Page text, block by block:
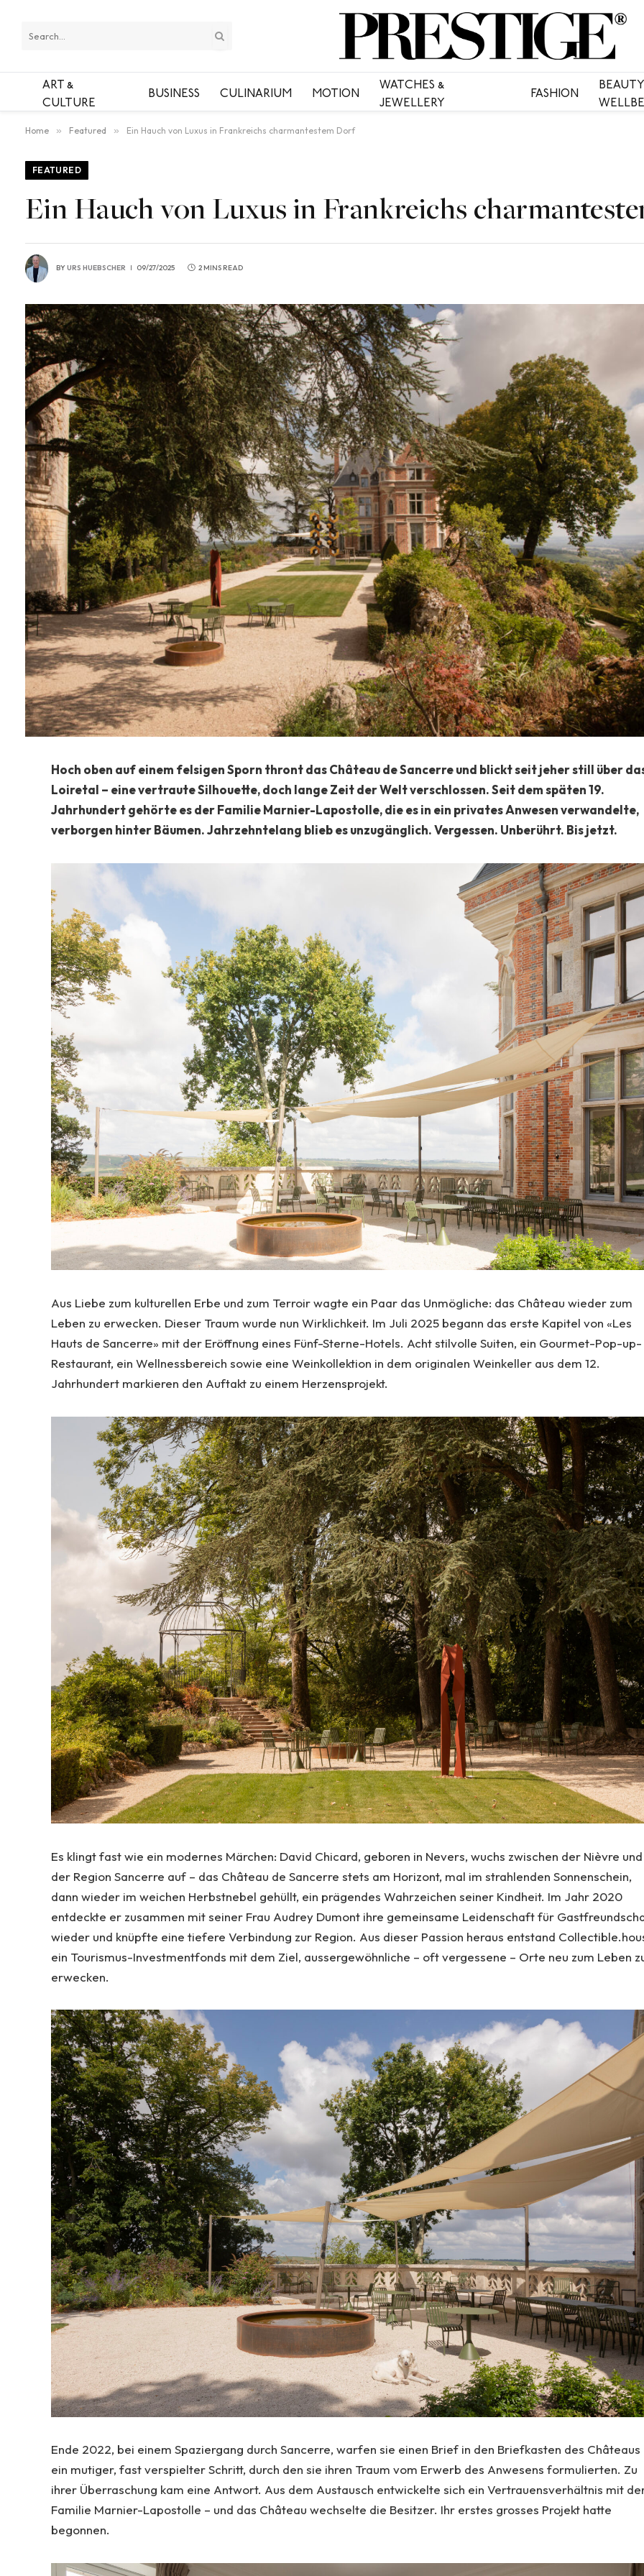
ART &
CULTURE
BUSINESS CULINARIUM MOTION
WATCHES &
JEWELLERY
FASHION
Home » Featured » Ein Hauch von Luxus in Frankreichs charmantestem Dorf
FEATURED
Ein Hauch von Luxus in Frankreichs
BYURS HUEBSCHER 09/27/2025 2 MINS READ
Hoch oben auf einem felsigen Sporn thront das Château de Sancerre und blickt seit jeher still über
Loiretal – eine vertraute Silhouette, doch lange Zeit der Welt verschlossen. Seit dem späten 19.
Jahrhundert gehörte es der Familie Marnier-Lapostolle, die es in ein privates Anwesen verwandelte,
verborgen hinter Bäumen. Jahrzehntelang blieb es unzugänglich. Vergessen. Unberührt. Bis jetzt.
Aus Liebe zum kulturellen Erbe und zum Terroir wagte ein Paar das Unmögliche: das Château wieder zum
Leben zu erwecken. Dieser Traum wurde nun Wirklichkeit. Im Juli 2025 begann das erste Kapitel von «Les
Hauts de Sancerre» mit der Eröffnung eines Fünf-Sterne-Hotels. Acht stilvolle Suiten, ein Gourmet-Pop-up-
Restaurant, ein Wellnessbereich sowie eine Weinkollektion in dem originalen Weinkeller aus dem 12.
Jahrhundert markieren den Auftakt zu einem Herzensprojekt.
Es klingt fast wie ein modernes Märchen: David Chicard, geboren in Nevers, wuchs zwischen der Nièvre und
der Region Sancerre auf – das Château de Sancerre stets am Horizont, mal im strahlenden Sonnenschein,
dann wieder im weichen Herbstnebel gehüllt, ein prägendes Wahrzeichen seiner Kindheit. Im Jahr 2020
entdeckte er zusammen mit seiner Frau Audrey Dumont ihre gemeinsame Leidenschaft für
wieder und knüpfte eine tiefere Verbindung zur Region. Aus dieser Passion heraus entstand
ein Tourismus-Investmentfonds mit dem Ziel, aussergewöhnliche – oft vergessene – Orte neu zum Leben
erwecken.
Ende 2022, bei einem Spaziergang durch Sancerre, warfen sie einen Brief in den Briefkasten des Châteaus
ein mutiger, fast verspielter Schritt, durch den sie ihren Traum vom Erwerb des Anwesens formulierten. Zu
ihrer Überraschung kam eine Antwort. Aus dem Austausch entwickelte sich ein Vertrauensverhältnis mit
Familie Marnier-Lapostolle – und das Château wechselte die Besitzer. Ihr erstes grosses Projekt hatte
begonnen.